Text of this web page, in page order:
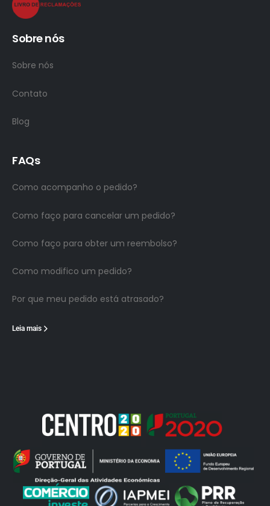
Sobre nós
Sobre nós
Contato
Blog
FAQs
Como acompanho o pedido?
Como faço para cancelar um pedido?
Como faço para obter um reembolso?
Como modifico um pedido?
Por que meu pedido está atrasado?
Leia mais